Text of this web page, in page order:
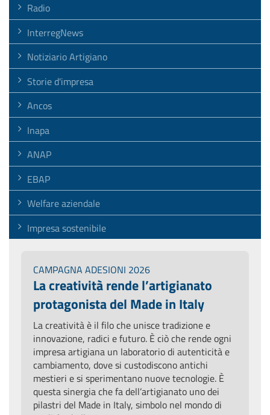
Radio
InterregNews
Notiziario Artigiano
Storie d'impresa
Ancos
Inapa
ANAP
EBAP
Welfare aziendale
Impresa sostenibile
CAMPAGNA ADESIONI 2026
La creatività rende l’artigianato
protagonista del Made in Italy
La creatività è il filo che unisce tradizione e
innovazione, radici e futuro. È ciò che rende ogni
impresa artigiana un laboratorio di autenticità e
cambiamento, dove si custodiscono antichi
mestieri e si sperimentano nuove tecnologie. È
questa sinergia che fa dell’artigianato uno dei
pilastri del Made in Italy, simbolo nel mondo di